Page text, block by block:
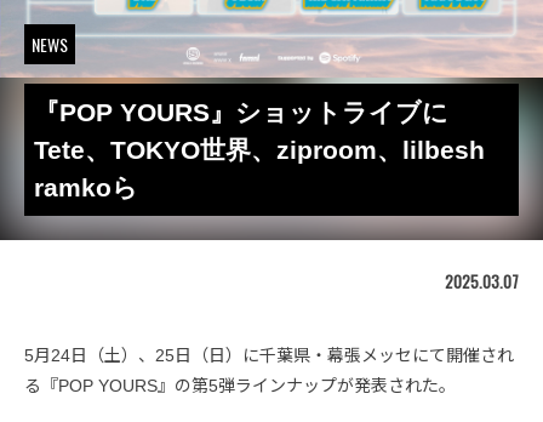
NEWS
『POP YOURS』ショットライブに
Tete、TOKYO世界、ziproom、lilbesh
ramkoら
2025.03.07
5月24日（土）、25日（日）に千葉県・幕張メッセにて開催され
る『POP YOURS』の第5弾ラインナップが発表された。